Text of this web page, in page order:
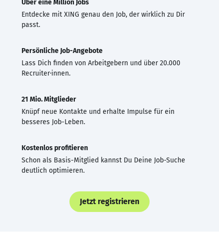
Über eine Million Jobs
Entdecke mit XING genau den Job, der wirklich zu Dir
passt.
Persönliche Job-Angebote
Lass Dich finden von Arbeitgebern und über 20.000
Recruiter·innen.
21 Mio. Mitglieder
Knüpf neue Kontakte und erhalte Impulse für ein
besseres Job-Leben.
Kostenlos profitieren
Schon als Basis-Mitglied kannst Du Deine Job-Suche
deutlich optimieren.
Jetzt registrieren